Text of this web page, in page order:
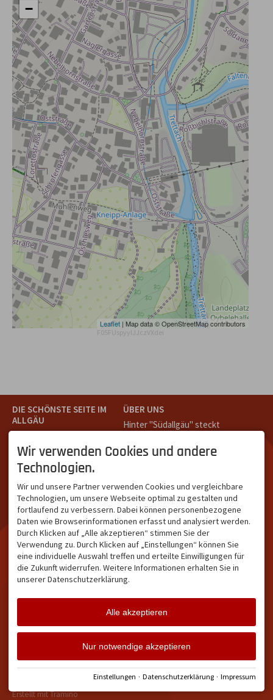
−
Leaflet | Map data © OpenStreetMap contributors
F05FUspyylJJczVXdei
DIE SCHÖNSTE SEITE IM
ALLGÄU
Teil des Oberallgäus. Es
verbindet die Tourismus-
Destinationen Oberstdorf,
Kleinwalsertal und beliebte
Urlaubsziele wie die
Hörnerdörfer, Alpsee-
Grünten, Oberstaufen oder
Wertach im Allgäu.
ÜBER UNS
Hinter "Südallgäu" steckt
Oberstdorf.
Unser Ziel ist ein attraktives
Leistungsträger im
südlichen Oberallgäu eine
starke Plattform bietet.
NETZWERK & REICHWEITE
ca. 36.700 Abos bei
Instagram
Barrierefreiheit Vertrag widerrufen
Facebook Instagram Twitter
Erstellt mitTramino
Wir verwenden Cookies und andere
Technologien.
Wir und unsere Partner verwenden Cookies und vergleichbare
Technologien, um unsere Webseite optimal zu gestalten und
fortlaufend zu verbessern. Dabei können personenbezogene
Daten wie Browserinformationen erfasst und analysiert werden.
Durch Klicken auf „Alle akzeptieren“ stimmen Sie der
Verwendung zu. Durch Klicken auf „Einstellungen“ können Sie
eine individuelle Auswahl treffen und erteilte Einwilligungen für
die Zukunft widerrufen. Weitere Informationen erhalten Sie in
unserer Datenschutzerklärung.
Alle akzeptieren
Nur notwendige akzeptieren
Einstellungen · Datenschutzerklärung · Impressum